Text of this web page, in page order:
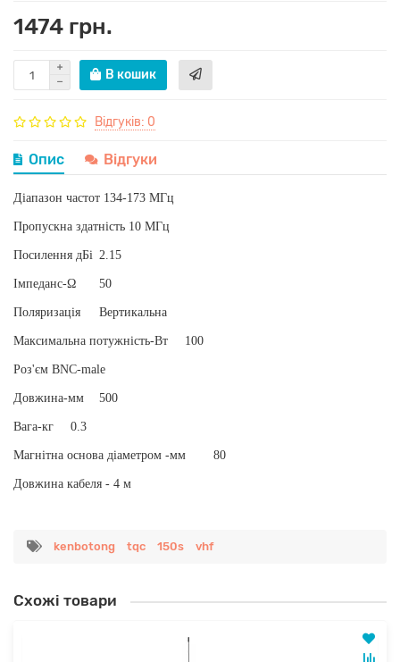
1474 грн.
В кошик
Відгуків: 0
Опис Відгуки
Діапазон частот 134-173 МГц
Пропускна здатність 10 МГц
Посилення дБі 2.15
Імпеданс-Ω 50
Поляризація Вертикальна
Максимальна потужність-Вт 100
Роз'єм BNC-male
Довжина-мм 500
Вага-кг 0.3
Магнітна основа діаметром -мм 80
Довжина кабеля - 4 м
kenbotong tqc 150s vhf
Схожі товари